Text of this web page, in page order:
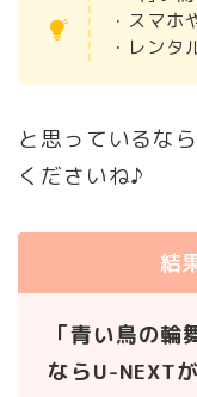
・スマホ
・レンタ
と思っているな
くださいね♪
結
「青い鳥の
ならU-NEXT